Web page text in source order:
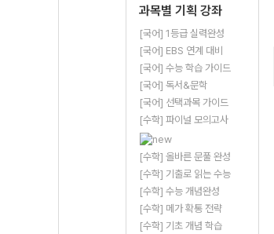
과목별 기획 강좌
[국어] 1등급 실력완성
[국어] EBS 연계 대비
[국어] 수능 학습 가이드
[국어] 독서&문학
[국어] 선택과목 가이드
[수학] 파이널 모의고사
[수학] 올바른 문풀 완성
[수학] 기출로 읽는 수능
[수학] 수능 개념완성
[수학] 메가 확통 전략
[수학] 기초 개념 학습